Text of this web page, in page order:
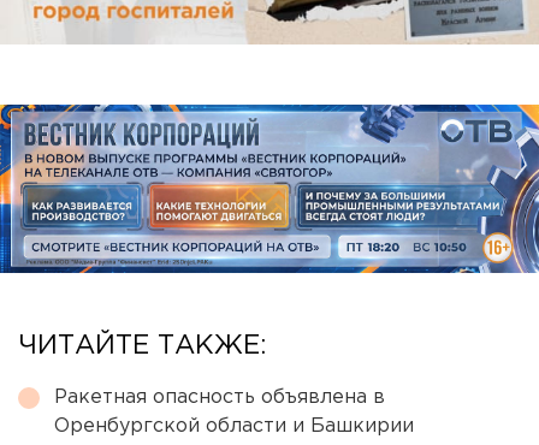
ЧИТАЙТЕ ТАКЖЕ:
Ракетная опасность объявлена в
Оренбургской области и Башкирии